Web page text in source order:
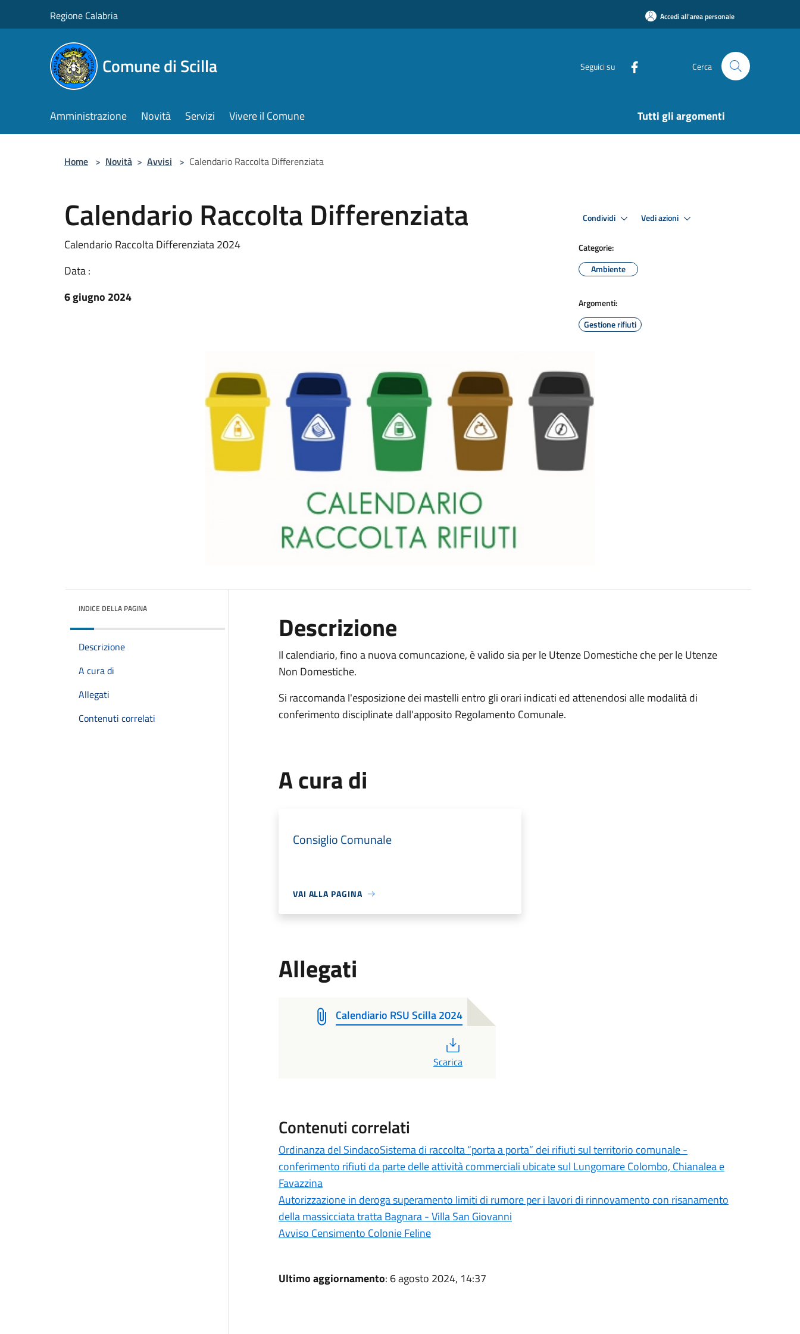
Regione Calabria Accedi all'area personale
Comune di Scilla Seguici su Cerca
Amministrazione Novità Servizi Vivere il Comune Tutti gli argomenti
Home > Novità > Avvisi > Calendario Raccolta Differenziata
Calendario Raccolta Differenziata
Calendario Raccolta Differenziata 2024
Data :
6 giugno 2024
Condividi Vedi azioni
Categorie:
Ambiente
Argomenti:
Gestione rifiuti
INDICE DELLA PAGINA
Descrizione
A cura di
Allegati
Contenuti correlati
Descrizione
Il calendiario, fino a nuova comuncazione, è valido sia per le Utenze Domestiche che per le Utenze
Non Domestiche.
Si raccomanda l'esposizione dei mastelli entro gli orari indicati ed attenendosi alle modalità di
conferimento disciplinate dall'apposito Regolamento Comunale.
A cura di
Consiglio Comunale
VAI ALLA PAGINA
Allegati
Calendiario RSU Scilla 2024
Scarica
Contenuti correlati
Ordinanza del SindacoSistema di raccolta “porta a porta” dei rifiuti sul territorio comunale -
conferimento rifiuti da parte delle attività commerciali ubicate sul Lungomare Colombo, Chianalea e
Favazzina
Autorizzazione in deroga superamento limiti di rumore per i lavori di rinnovamento con risanamento
della massicciata tratta Bagnara - Villa San Giovanni
Avviso Censimento Colonie Feline
Ultimo aggiornamento: 6 agosto 2024, 14:37